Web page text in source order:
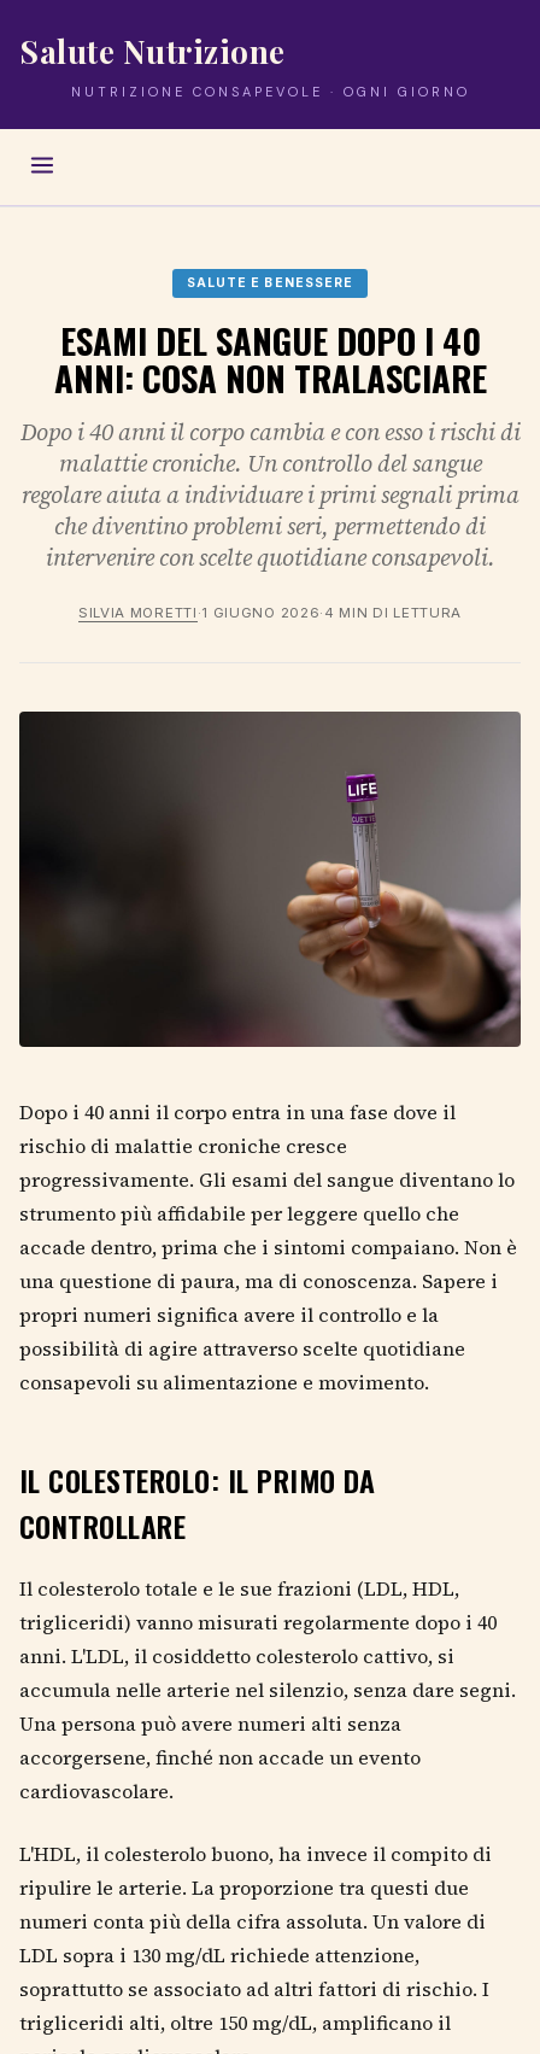
Salute Nutrizione
NUTRIZIONE CONSAPEVOLE · OGNI GIORNO
SALUTE E BENESSERE
ESAMI DEL SANGUE DOPO I 40
ANNI: COSA NON TRALASCIARE
Dopo i 40 anni il corpo cambia e con esso i rischi di
malattie croniche. Un controllo del sangue
regolare aiuta a individuare i primi segnali prima
che diventino problemi seri, permettendo di
intervenire con scelte quotidiane consapevoli.
SILVIA MORETTI ·1 GIUGNO 2026· 4 MIN DI LETTURA
Dopo i 40 anni il corpo entra in una fase dove il
rischio di malattie croniche cresce
progressivamente. Gli esami del sangue diventano lo
strumento più affidabile per leggere quello che
accade dentro, prima che i sintomi compaiano. Non è
una questione di paura, ma di conoscenza. Sapere i
propri numeri significa avere il controllo e la
possibilità di agire attraverso scelte quotidiane
consapevoli su alimentazione e movimento.
IL COLESTEROLO: IL PRIMO DA
CONTROLLARE
Il colesterolo totale e le sue frazioni (LDL, HDL,
trigliceridi) vanno misurati regolarmente dopo i 40
anni. L'LDL, il cosiddetto colesterolo cattivo, si
accumula nelle arterie nel silenzio, senza dare segni.
Una persona può avere numeri alti senza
accorgersene, finché non accade un evento
cardiovascolare.
L'HDL, il colesterolo buono, ha invece il compito di
ripulire le arterie. La proporzione tra questi due
numeri conta più della cifra assoluta. Un valore di
LDL sopra i 130 mg/dL richiede attenzione,
soprattutto se associato ad altri fattori di rischio. I
trigliceridi alti, oltre 150 mg/dL, amplificano il